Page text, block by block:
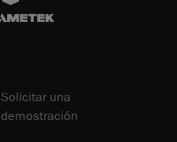
Solicitar una
demostración